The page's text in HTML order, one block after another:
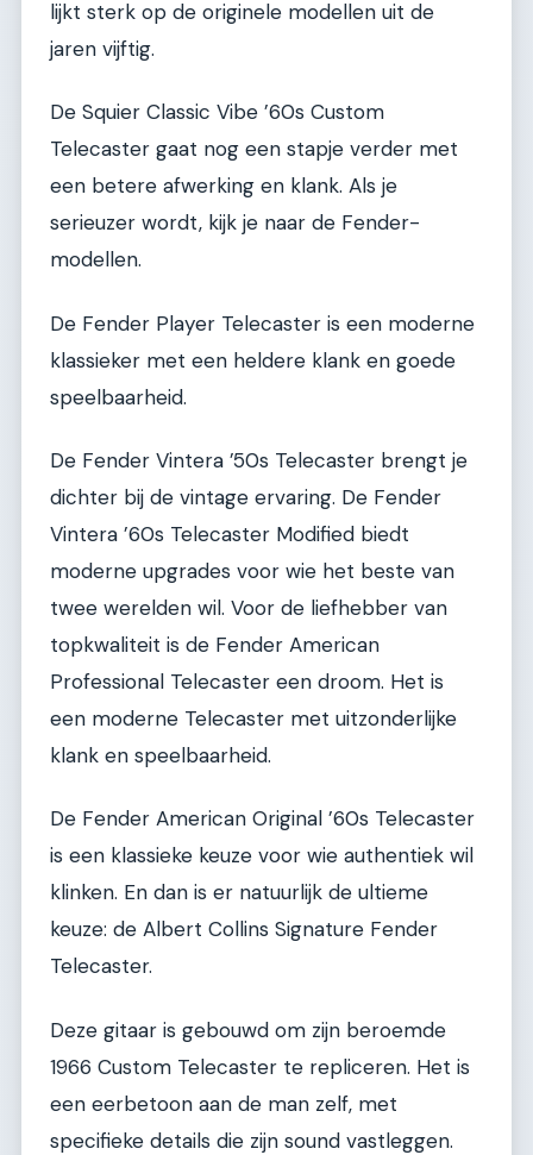
lijkt sterk op de originele modellen uit de
jaren vijftig.
De Squier Classic Vibe ’60s Custom
Telecaster gaat nog een stapje verder met
een betere afwerking en klank. Als je
serieuzer wordt, kijk je naar de Fender-
modellen.
De Fender Player Telecaster is een moderne
klassieker met een heldere klank en goede
speelbaarheid.
De Fender Vintera ’50s Telecaster brengt je
dichter bij de vintage ervaring. De Fender
Vintera ’60s Telecaster Modified biedt
moderne upgrades voor wie het beste van
twee werelden wil. Voor de liefhebber van
topkwaliteit is de Fender American
Professional Telecaster een droom. Het is
een moderne Telecaster met uitzonderlijke
klank en speelbaarheid.
De Fender American Original ’60s Telecaster
is een klassieke keuze voor wie authentiek wil
klinken. En dan is er natuurlijk de ultieme
keuze: de Albert Collins Signature Fender
Telecaster.
Deze gitaar is gebouwd om zijn beroemde
1966 Custom Telecaster te repliceren. Het is
een eerbetoon aan de man zelf, met
specifieke details die zijn sound vastleggen.